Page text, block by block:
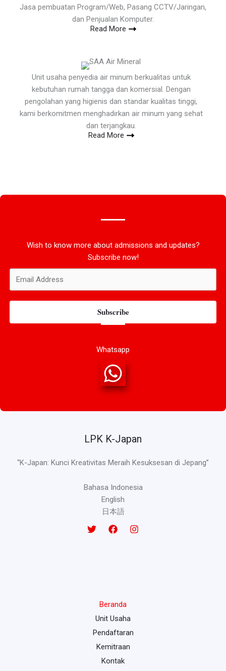
Jasa pembuatan Program/Web, Pasang CCTV/Jaringan,
dan Penjualan Komputer.
Read More
Unit usaha penyedia air minum berkualitas untuk
kebutuhan rumah tangga dan komersial. Dengan
pengolahan yang higienis dan standar kualitas tinggi,
kami berkomitmen menghadirkan air minum yang sehat
dan terjangkau.
Read More
Wish to know more about admissions and updates?
Subscribe now!
Subscribe
Whatsapp
LPK K-Japan
“K-Japan: Kunci Kreativitas Meraih Kesuksesan di Jepang”
Bahasa Indonesia
English
日本語
Beranda
Unit Usaha
Pendaftaran
Kemitraan
Kontak